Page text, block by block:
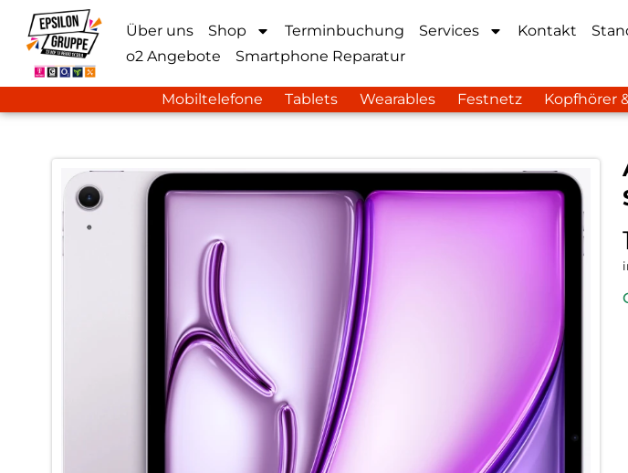
Über uns Shop Terminbuchung Services Kontakt
o2 Angebote
Smartphone Reparatur
Mobiltelefone Tablets Wearables Festnetz Kopfhörer